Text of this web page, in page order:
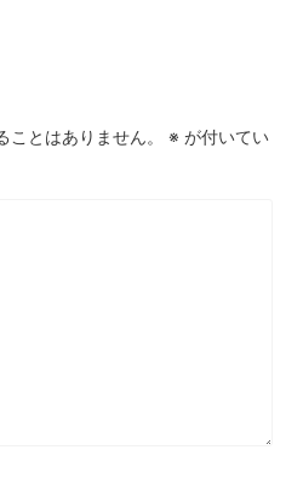
ことはありません。 ※ が付いてい